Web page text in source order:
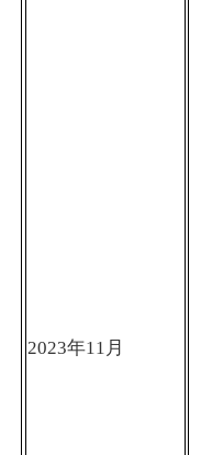
2023年11 月